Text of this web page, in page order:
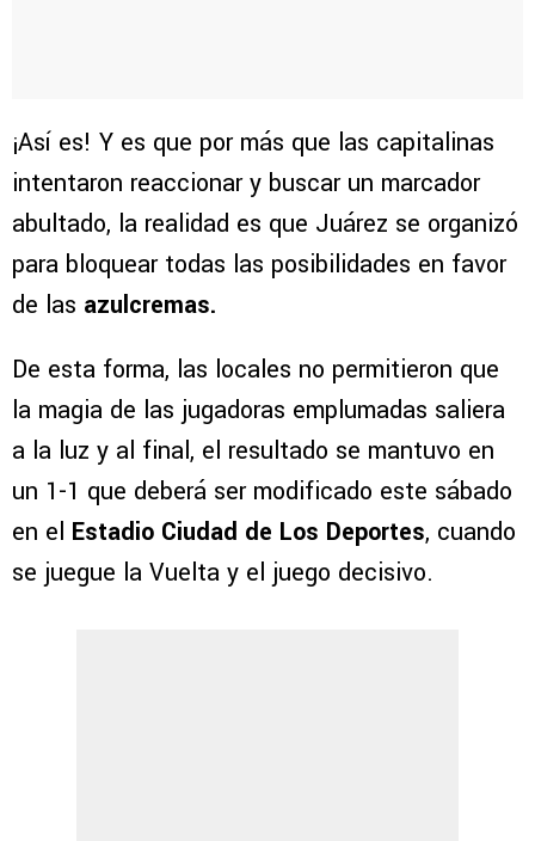
¡Así es! Y es que por más que las capitalinas
intentaron reaccionar y buscar un marcador
abultado, la realidad es que Juárez se organizó
para bloquear todas las posibilidades en favor
de las azulcremas.
De esta forma, las locales no permitieron que
la magia de las jugadoras emplumadas saliera
a la luz y al final, el resultado se mantuvo en
un 1-1 que deberá ser modificado este sábado
en el Estadio Ciudad de Los Deportes, cuando
se juegue la Vuelta y el juego decisivo.